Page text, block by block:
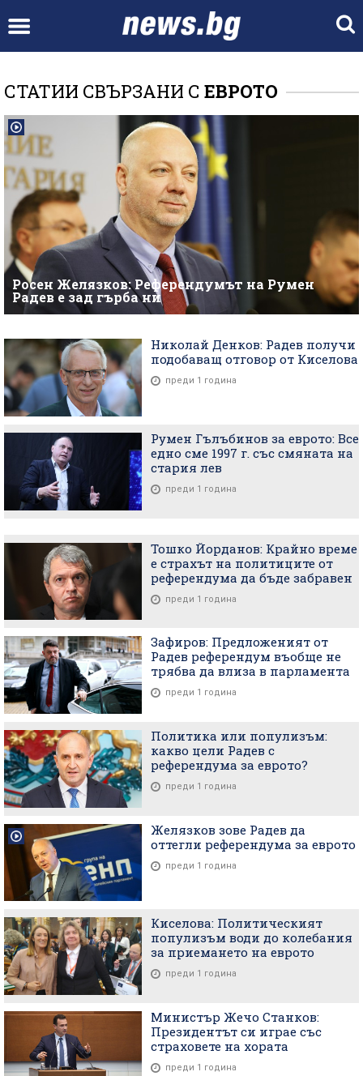
СТАТИИ СВЪРЗАНИ С ЕВРОТО
Росен Желязков: Референдумът на Румен
Радев е зад гърба ни
Николай Денков: Радев получи
подобаващ отговор от Киселова
преди 1 година
Румен Гълъбинов за еврото: Все
едно сме 1997 г. със смяната на
стария лев
преди 1 година
Тошко Йорданов: Крайно време
е страхът на политиците от
референдума да бъде забравен
преди 1 година
Зафиров: Предложеният от
Радев референдум въобще не
трябва да влиза в парламента
преди 1 година
Политика или популизъм:
какво цели Радев с
референдума за еврото?
преди 1 година
Желязков зове Радев да
оттегли референдума за еврото
преди 1 година
Киселова: Политическият
популизъм води до колебания
за приемането на еврото
преди 1 година
Министър Жечо Станков:
Президентът си играе със
страховете на хората
преди 1 година